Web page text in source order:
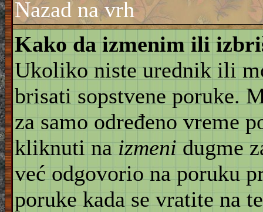
Nazad na vrh
Kako da izmenim ili
Ukoliko niste urednik ili
brisati sopstvene poruke.
za samo određeno vreme
kliknuti naizmenidugme
već odgovorio na poruku
poruke kada se vratite na